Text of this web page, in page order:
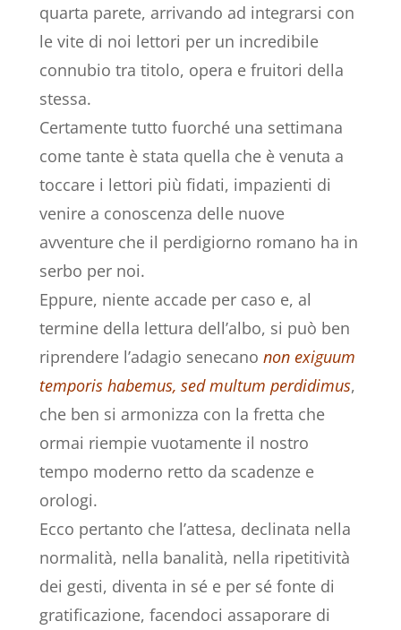
quarta parete, arrivando ad integrarsi con
le vite di noi lettori per un incredibile
connubio tra titolo, opera e fruitori della
stessa.
Certamente tutto fuorché una settimana
come tante è stata quella che è venuta a
toccare i lettori più fidati, impazienti di
venire a conoscenza delle nuove
avventure che il perdigiorno romano ha in
serbo per noi.
Eppure, niente accade per caso e, al
termine della lettura dell’albo, si può ben
riprendere l’adagio senecano non exiguum
temporis habemus, sed multum perdidimus,
che ben si armonizza con la fretta che
ormai riempie vuotamente il nostro
tempo moderno retto da scadenze e
orologi.
Ecco pertanto che l’attesa, declinata nella
normalità, nella banalità, nella ripetitività
dei gesti, diventa in sé e per sé fonte di
gratificazione, facendoci assaporare di